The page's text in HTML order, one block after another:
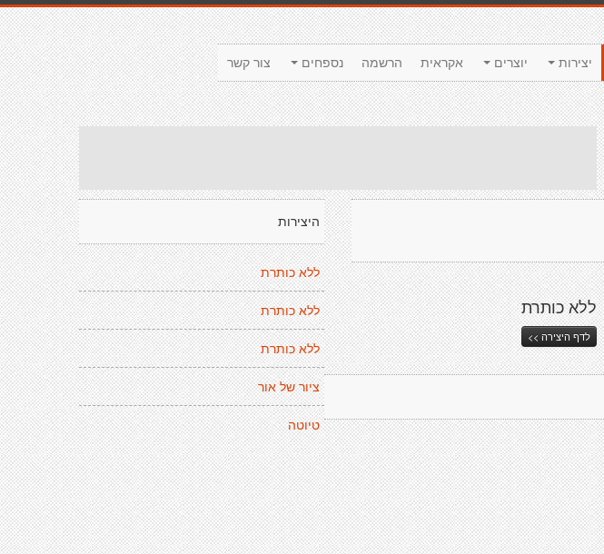
צור קשר נספחים הרשמה אקראית יוצרים יצירות
היצירות
ללא כותרת
ללא כותרת
ללא כותרת
ציור של אור
טיוטה
ללא כותרת
לדף היצירה >>